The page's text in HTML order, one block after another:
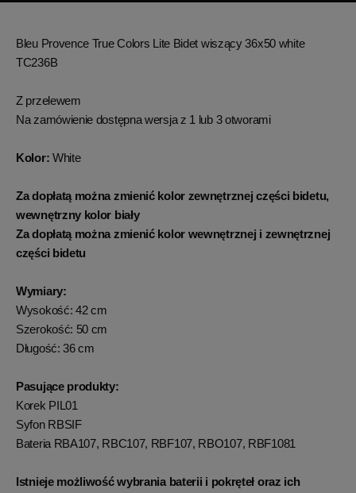
Bleu Provence True Colors Lite Bidet wiszący 36x50 white
TC236B
Z przelewem
Na zamówienie dostępna wersja z 1 lub 3 otworami
Kolor: White
Za dopłatą można zmienić kolor zewnętrznej części bidetu,
wewnętrzny kolor biały
Za dopłatą można zmienić kolor wewnętrznej i zewnętrznej
części bidetu
Wymiary:
Wysokość: 42 cm
Szerokość: 50 cm
Długość: 36 cm
Pasujące produkty:
Korek PIL01
Syfon RBSIF
Bateria RBA107, RBC107, RBF107, RBO107, RBF1081
Istnieje możliwość wybrania baterii i pokręteł oraz ich